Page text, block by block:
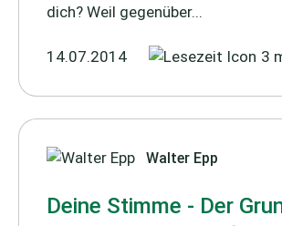
dich? Weil gegenüber...
14.07.2014 3
Walter Epp
Deine Stimme - Der